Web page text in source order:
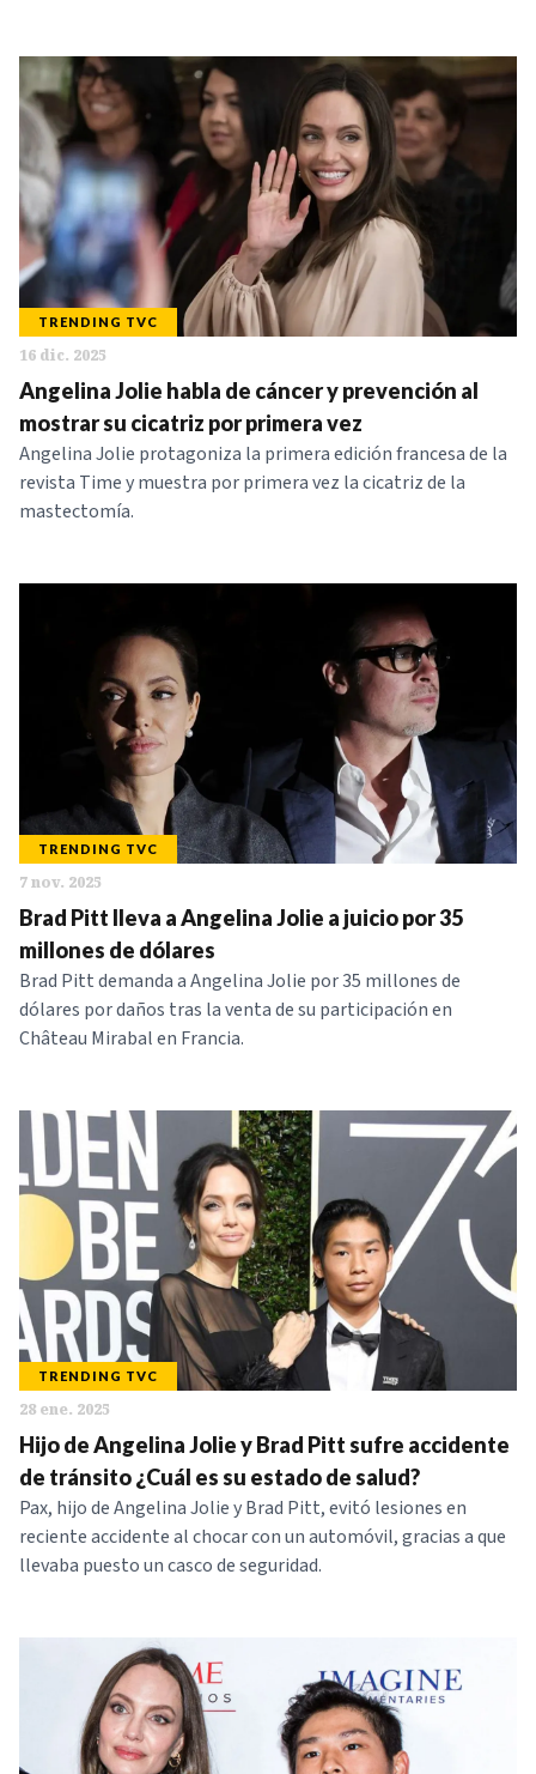
TRENDING TVC
16 dic. 2025
Angelina Jolie habla de cáncer y prevención al
mostrar su cicatriz por primera vez
Angelina Jolie protagoniza la primera edición francesa de la
revista Time y muestra por primera vez la cicatriz de la
mastectomía.
TRENDING TVC
7 nov. 2025
Brad Pitt lleva a Angelina Jolie a juicio por 35
millones de dólares
Brad Pitt demanda a Angelina Jolie por 35 millones de
dólares por daños tras la venta de su participación en
Château Mirabal en Francia.
TRENDING TVC
28 ene. 2025
Hijo de Angelina Jolie y Brad Pitt sufre accidente
de tránsito ¿Cuál es su estado de salud?
Pax, hijo de Angelina Jolie y Brad Pitt, evitó lesiones en
reciente accidente al chocar con un automóvil, gracias a que
llevaba puesto un casco de seguridad.